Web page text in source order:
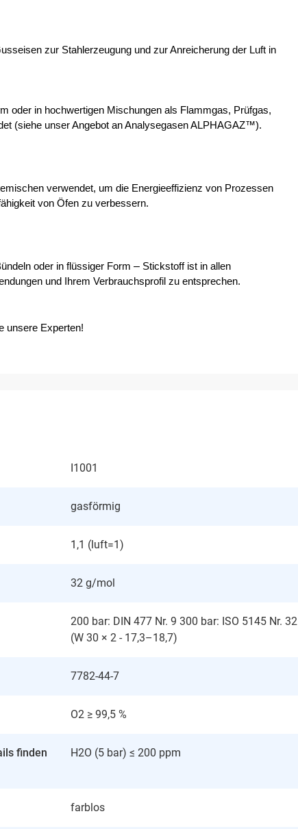
zur Stahlerzeugung und zur Anreicherung der Luft in
oder in hochwertigen Mischungen als Flammgas, Prüfgas,
(siehe unser Angebot an Analysegasen ALPHAGAZ™).
verwendet, um die Energieeffizienz von Prozessen
von Öfen zu verbessern.
oder in flüssiger Form – Stickstoff ist in allen
und Ihrem Verbrauchsprofil zu entsprechen.
unsere Experten!
I1001
gasförmig
1,1 (luft=1)
32 g/mol
200 bar: DIN 477 Nr. 9 300 bar: ISO 5145 Nr. 32
(W 30 × 2 - 17,3–18,7)
7782-44-7
O2 ≥ 99,5 %
finden
H2O (5 bar) ≤ 200 ppm
farblos